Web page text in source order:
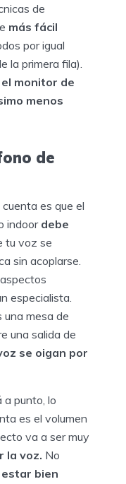
de
más fácil
por igual
la primera fila).
el monitor de
menos
de
es que el
indoordebe
tu voz se
sin acoplarse.
especialista.
una mesa de
una salida de
se oigan por
punto, lo
es el volumen
va a ser muy
la voz. No
bien